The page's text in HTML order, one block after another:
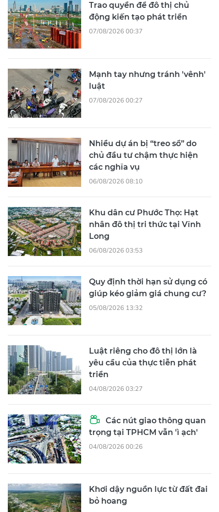
Trao quyền để đô thị chủ
động kiến tạo phát triển
07/08/2026 00:37
Mạnh tay nhưng tránh 'vênh'
luật
07/08/2026 00:27
Nhiều dự án bị “treo sổ” do
chủ đầu tư chậm thực hiện
các nghĩa vụ
06/08/2026 08:10
Khu dân cư Phước Thọ: Hạt
nhân đô thị tri thức tại Vĩnh
Long
06/08/2026 03:53
Quy định thời hạn sử dụng có
giúp kéo giảm giá chung cư?
05/08/2026 13:32
Luật riêng cho đô thị lớn là
yêu cầu của thực tiễn phát
triển
04/08/2026 03:27
Các nút giao thông quan
trọng tại TPHCM vẫn 'ì ạch'
04/08/2026 00:26
Khơi dậy nguồn lực từ đất đai
bỏ hoang